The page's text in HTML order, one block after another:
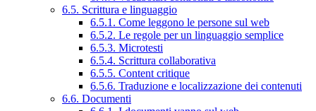
6.5. Scrittura e linguaggio
6.5.1. Come leggono le persone sul web
6.5.2. Le regole per un linguaggio semplice
6.5.3. Microtesti
6.5.4. Scrittura collaborativa
6.5.5. Content critique
6.5.6. Traduzione e localizzazione dei contenuti
6.6. Documenti